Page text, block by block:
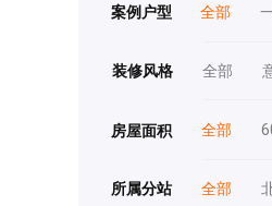
案例户型 全部
装修风格 全部
房屋面积 全部
所属分站 全部